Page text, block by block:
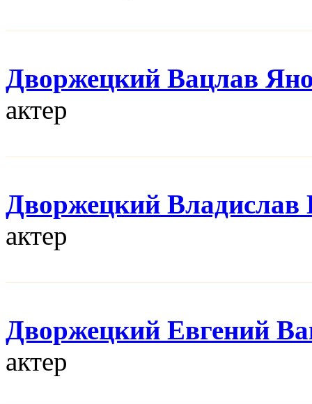
Дворжецкий Вацлав
актер
Дворжецкий Владислав
актер
Дворжецкий Евгений
актер